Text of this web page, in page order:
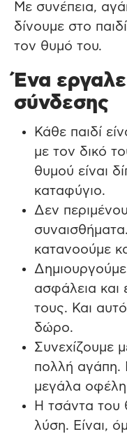
Με συνέπεια,
δίνουμε στο
τον θυμό του.
Ένα
σύνδεσης
Κάθε παιδί
με τον δικό
θυμού είναι
καταφύγιο.
Δεν
κατανοούμε
ασφάλεια και
τους. Και αυτό
δώρο.
Συνεχίζουμε
πολλή αγάπη.
μεγάλα οφέλη
Η τσάντα του
λύση. Είναι,